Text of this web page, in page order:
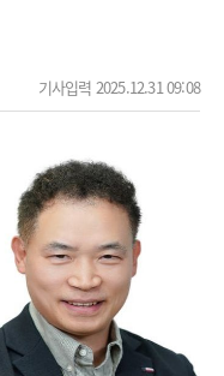
기사입력 2025.12.31 09:08